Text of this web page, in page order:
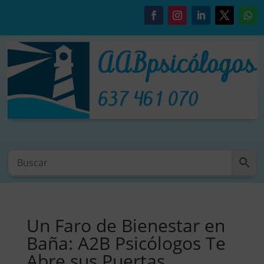
Un Faro de Bienestar en
Baña: A2B Psicólogos Te